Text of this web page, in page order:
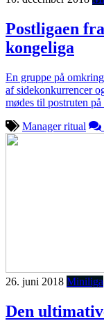
Postligaen
kongeliga
En gruppe på
af sidekonkurrencer
mødes til postruten
Manager ritual
26. juni 2018 Miniliga
Den